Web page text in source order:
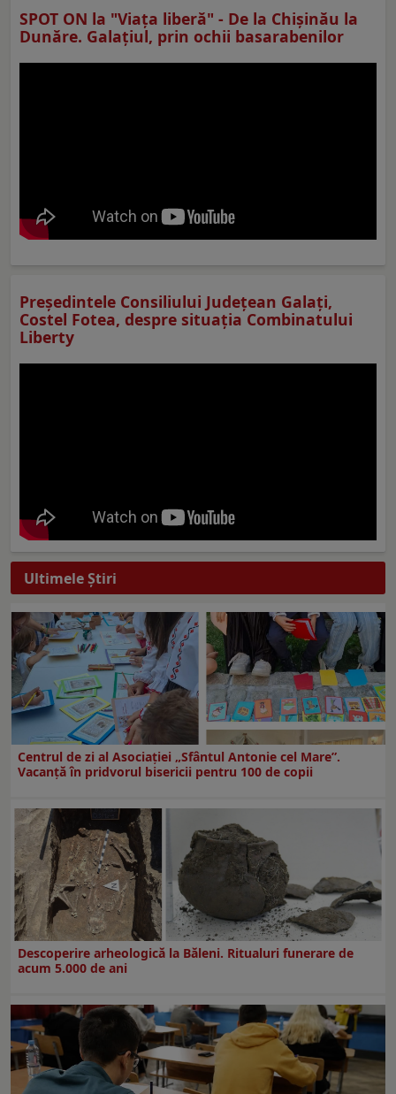
SPOT ON la "Viaţa liberă" - De la Chișinău la
Dunăre. Galațiul, prin ochii basarabenilor
Preşedintele Consiliului Judeţean Galaţi,
Costel Fotea, despre situaţia Combinatului
Liberty
Ultimele Ştiri
Centrul de zi al Asociației „Sfântul Antonie cel Mare”.
Vacanță în pridvorul bisericii pentru 100 de copii
Descoperire arheologică la Băleni. Ritualuri funerare de
acum 5.000 de ani